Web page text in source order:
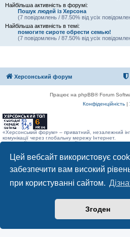
Цей вебсайт використовує
забезпечити вам високий
при користуванні сайтом.
Згоден
Найбільша активність в форумі:
Пошук людей із Херсона
(7 повідомлень / 87.50% від усіх
Найбільша активність в темі:
помогите сироте обрести семью!
(7 повідомлень / 87.50% від усіх
Херсонський форум
Працює на phpBB® Forum
Конфіденційність |
«Херсонський форум» – приватний, незалежний
комунікації через глобальну мережу Інтернет.
Відкривайтеhf.uaта приєднуйтесь до дружньої